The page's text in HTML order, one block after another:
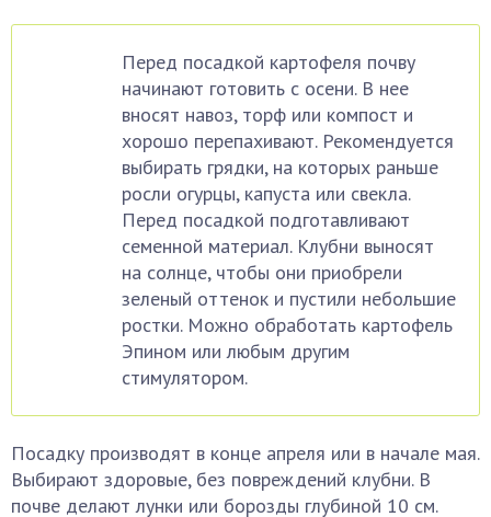
Перед посадкой картофеля почву
начинают готовить с осени. В нее
вносят навоз, торф или компост и
хорошо перепахивают. Рекомендуется
выбирать грядки, на которых раньше
росли огурцы, капуста или свекла.
Перед посадкой подготавливают
семенной материал. Клубни выносят
на солнце, чтобы они приобрели
зеленый оттенок и пустили небольшие
ростки. Можно обработать картофель
Эпином или любым другим
стимулятором.
Посадку производят в конце апреля или в начале мая.
Выбирают здоровые, без повреждений клубни. В
почве делают лунки или борозды глубиной 10 см.